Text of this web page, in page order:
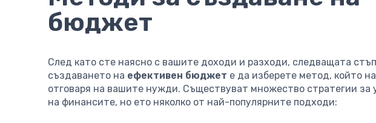
бюджет
След като сте наясно с вашите доходи и разходи, следващата
създаването на ефективен бюджет е да изберете метод, който
отговаря на вашите нужди. Съществуват множество стратегии за
на финансите, но ето няколко от най-популярните подходи: